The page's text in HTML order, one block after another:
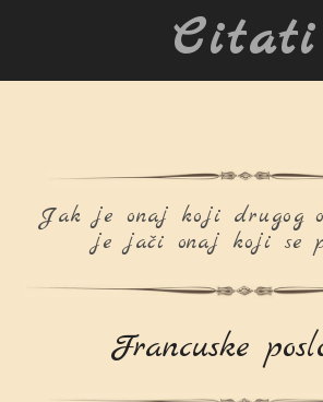
Citati
Jak je onaj koji drugog
je jači onaj koji se
Francuske